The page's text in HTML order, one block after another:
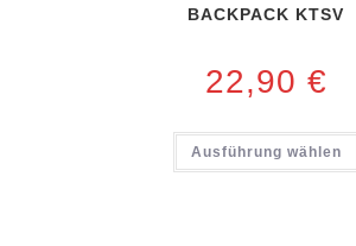
BACKPACK KTSV
22,90 €
Ausführung wählen